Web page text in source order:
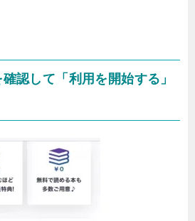
認して「利用を開始する」